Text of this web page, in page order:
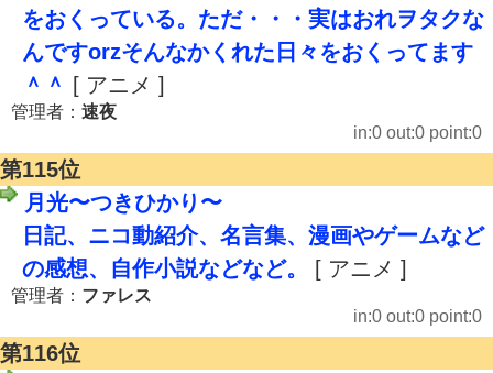
をおくっている。ただ・・・実はおれヲタクな
んですorzそんなかくれた日々をおくってます
＾＾
[ アニメ ]
管理者： 速夜
in:0 out:0 point:0
第115位
月光〜つきひかり〜
日記、ニコ動紹介、名言集、漫画やゲームなど
の感想、自作小説などなど。
[ アニメ ]
管理者： ファレス
in:0 out:0 point:0
第116位